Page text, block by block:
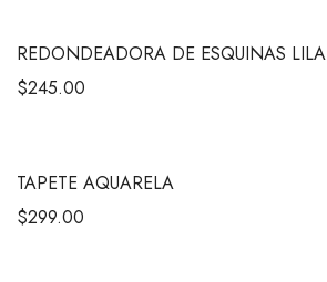
REDONDEADORA DE ESQUINAS LILA
$245.00
TAPETE AQUARELA
$299.00